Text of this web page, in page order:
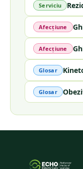
Serviciu
Afecțiune
Afecțiune
Glosar
Glosar